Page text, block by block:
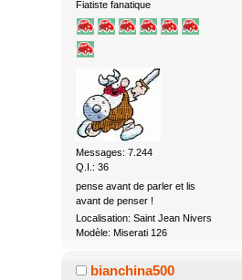
Fiatiste fanatique
Messages: 7.244
Q.I.: 36
pense avant de parler et lis
avant de penser !
Localisation: Saint Jean Nivers
Modèle: Miserati 126
bianchina500